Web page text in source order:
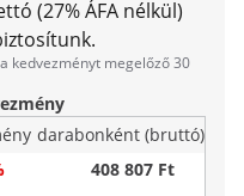
(27% ÁFA nélkül)
kedvezményt megelőző 30
darabonként (bruttó)
408 807 Ft